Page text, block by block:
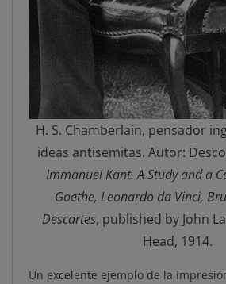
H. S. Chamberlain, pensador
ideas antisemitas. Autor:
Immanuel Kant. A Study and a
Goethe, Leonardo da Vinci,
Descartes, published by John
Head, 1914.
Un excelente ejemplo de la